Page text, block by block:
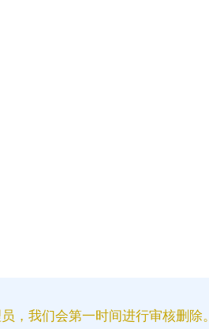
，我们会第一时间进行审核删除